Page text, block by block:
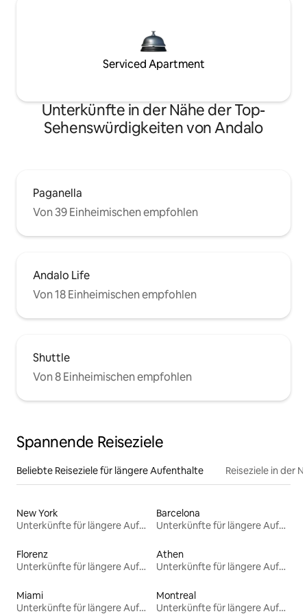
Serviced Apartment
Unterkünfte in der Nähe der Top-
Sehenswürdigkeiten von Andalo
Paganella
Von 39 Einheimischen empfohlen
Andalo Life
Von 18 Einheimischen empfohlen
Shuttle
Von 8 Einheimischen empfohlen
Spannende Reiseziele
Beliebte Reiseziele für längere Aufenthalte Reiseziele in der
New York
Unterkünfte für längere Aufenthalte
Barcelona
Unterkünfte für längere Aufenthalte
Florenz
Unterkünfte für längere Aufenthalte
Athen
Unterkünfte für längere Aufenthalte
Miami
Unterkünfte für längere Aufenthalte
Montreal
Unterkünfte für längere Aufenthalte